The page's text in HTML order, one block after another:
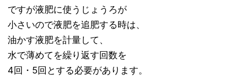
ですが液肥に使うじょうろが
小さいので液肥を追肥する時は、
油かす液肥を計量して、
水で薄めてを繰り返す回数を
4回・5回とする必要があります。